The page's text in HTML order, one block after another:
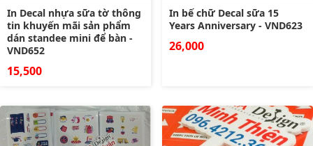
In Decal nhựa sữa tờ thông
tin khuyến mãi sản phẩm
dán standee mini để bàn -
VND652
15,500
In bế chữ Decal sữa 15
Years Anniversary - VND623
26,000